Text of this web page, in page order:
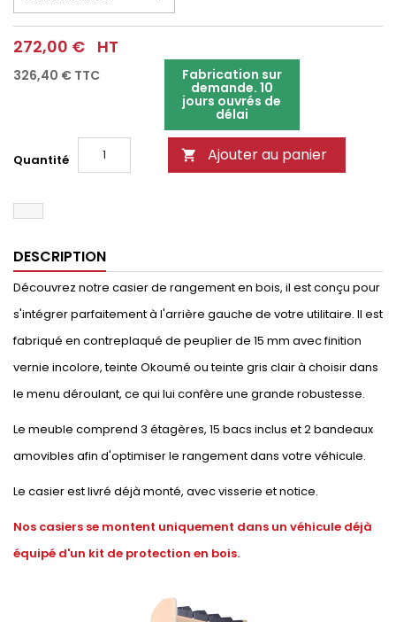
272,00 € HT
326,40 € TTC Fabrication sur
demande. 10
jours ouvrés de
délai
Quantité  Ajouter au panier
DESCRIPTION
Découvrez notre casier de rangement en bois, il est conçu pour
s'intégrer parfaitement à l'arrière gauche de votre utilitaire. Il est
fabriqué en contreplaqué de peuplier de 15 mm avec finition
vernie incolore, teinte Okoumé ou teinte gris clair à choisir dans
le menu déroulant, ce qui lui confère une grande robustesse.
Le meuble comprend 3 étagères, 15 bacs inclus et 2 bandeaux
amovibles afin d'optimiser le rangement dans votre véhicule.
Le casier est livré déjà monté, avec visserie et notice.
Nos casiers se montent uniquement dans un véhicule déjà
équipé d'un kit de protection en bois.